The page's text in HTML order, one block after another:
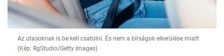
Az utasoknak is be kell csatolni. És nem a bírságok elkerülése miatt
(Kép: RgStudio/Getty Images)